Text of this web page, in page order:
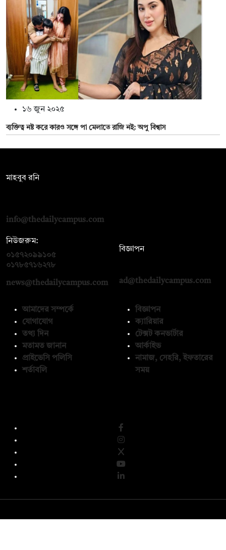
১৬ জুন ২০২৫
ব্যক্তিত্ব নষ্ট করে কারও সঙ্গে পা মেলাতে রাজি নই: অপু বিশ্বাস
মাহবুব রনি
info@thedailycampus.com
নিউজরুম:
০১৫৭২০৯৯১০৫
০১৭৮৫৭১৬২৭৮
news@thedailycampus.com
বিজ্ঞাপন
ad@thedailycampus.com
আমাদের সম্পর্কে
যোগাযোগ
তথ্য দিন
মতামত জানান
প্রাইভেসি পলিসি
শর্তাবলি
বিজ্ঞাপন
ক্যারিয়ার
টেক্সট কনভার্টার
আর্কাইভ
নামাজ, সেহরি, ইফতারের
সময়